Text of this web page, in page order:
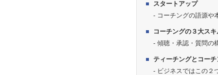
スタートアップ
コーチングの語源や
コーチングの３大スキ
傾聴・承認・質問の
ティーチングとコー
ビジネスではこの２